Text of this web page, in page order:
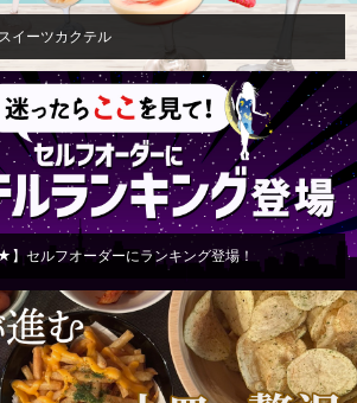
イーツカクテル
】セルフオーダーにランキング登場！